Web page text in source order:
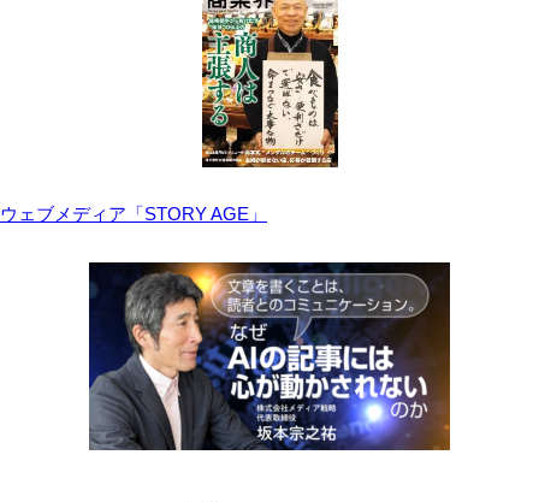
ウェブメディア「STORY AGE」